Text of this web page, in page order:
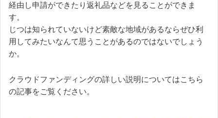
経由し申請ができたり返礼品などを見ることができま
す。
じつは知られていないけど素敵な地域があるならぜひ利
用してみたいなんて思うことがあるのではないでしょう
か。
クラウドファンディングの詳しい説明についてはこちら
の記事をご覧ください。